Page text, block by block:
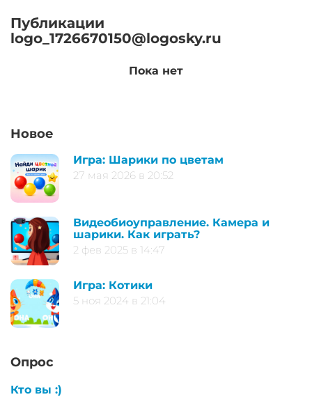
Публикации
logo_1726670150@logosky.ru
Пока нет
Новое
Игра: Шарики по цветам
27 мая 2026 в 20:52
Видеобиоуправление. Камера и
шарики. Как играть?
2 фев 2025 в 14:47
Игра: Котики
5 ноя 2024 в 21:04
Опрос
Кто вы :)